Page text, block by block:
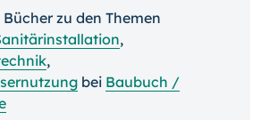
zu den Themen
,
,
bei Baubuch /